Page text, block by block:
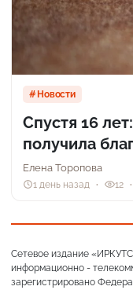
Новости
Спустя 16
получила
Елена Торопова
1 день назад 12
Сетевое издание
информационно -
зарегистрировано